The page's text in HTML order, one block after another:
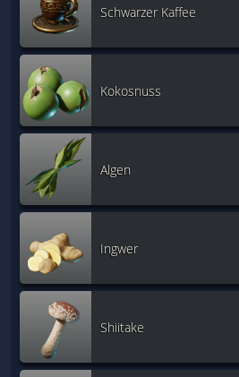
Schwarzer Kaffee
Kokosnuss
Algen
Ingwer
Shiitake